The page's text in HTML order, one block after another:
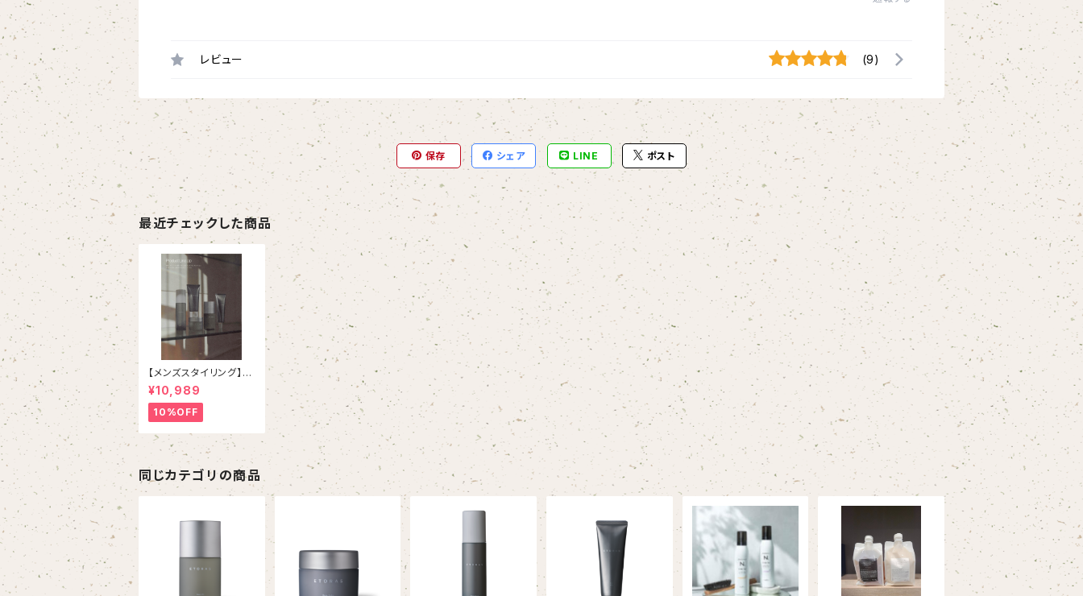
レビュー (9)
保存 シェア LINE ポスト
最近チェックした商品
【メンズスタイリング】
【アンニュイスタイリン
グ】 HOYU ETORA
S シリーズ ５本フルセ
ット
¥10,989
10%OFF
同じカテゴリの商品